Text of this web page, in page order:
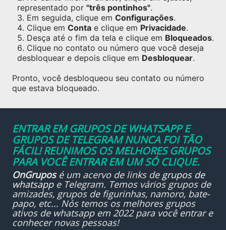
representado por "três pontinhos".
Em seguida, clique em Configurações.
Clique em Conta e clique em Privacidade.
Desça até o fim da tela e clique em Bloqueados.
Clique no contato ou número que você deseja
desbloquear e depois clique em Desbloquear.
Pronto, você desbloqueou seu contato ou número
que estava bloqueado.
ENTRAR EM GRUPOS DE WHATSAPP E
GRUPOS DE TELEGRAM NUNCA FOI TÃO
FÁCIL! REUNIMOS OS MELHORES GRUPOS
PARA VOCÊ ENTRAR EM UM SÓ CLIQUE.
OnGruposé um acervo de links de grupos de
whatsappe Telegram. Temos vários grupos de
amizades, grupos de figurinhas, namoro, bate-
papo, etc... Nós temos os melhores grupos
ativos de whatsapp em 2022 para você entrar e
conhecer novas pessoas!